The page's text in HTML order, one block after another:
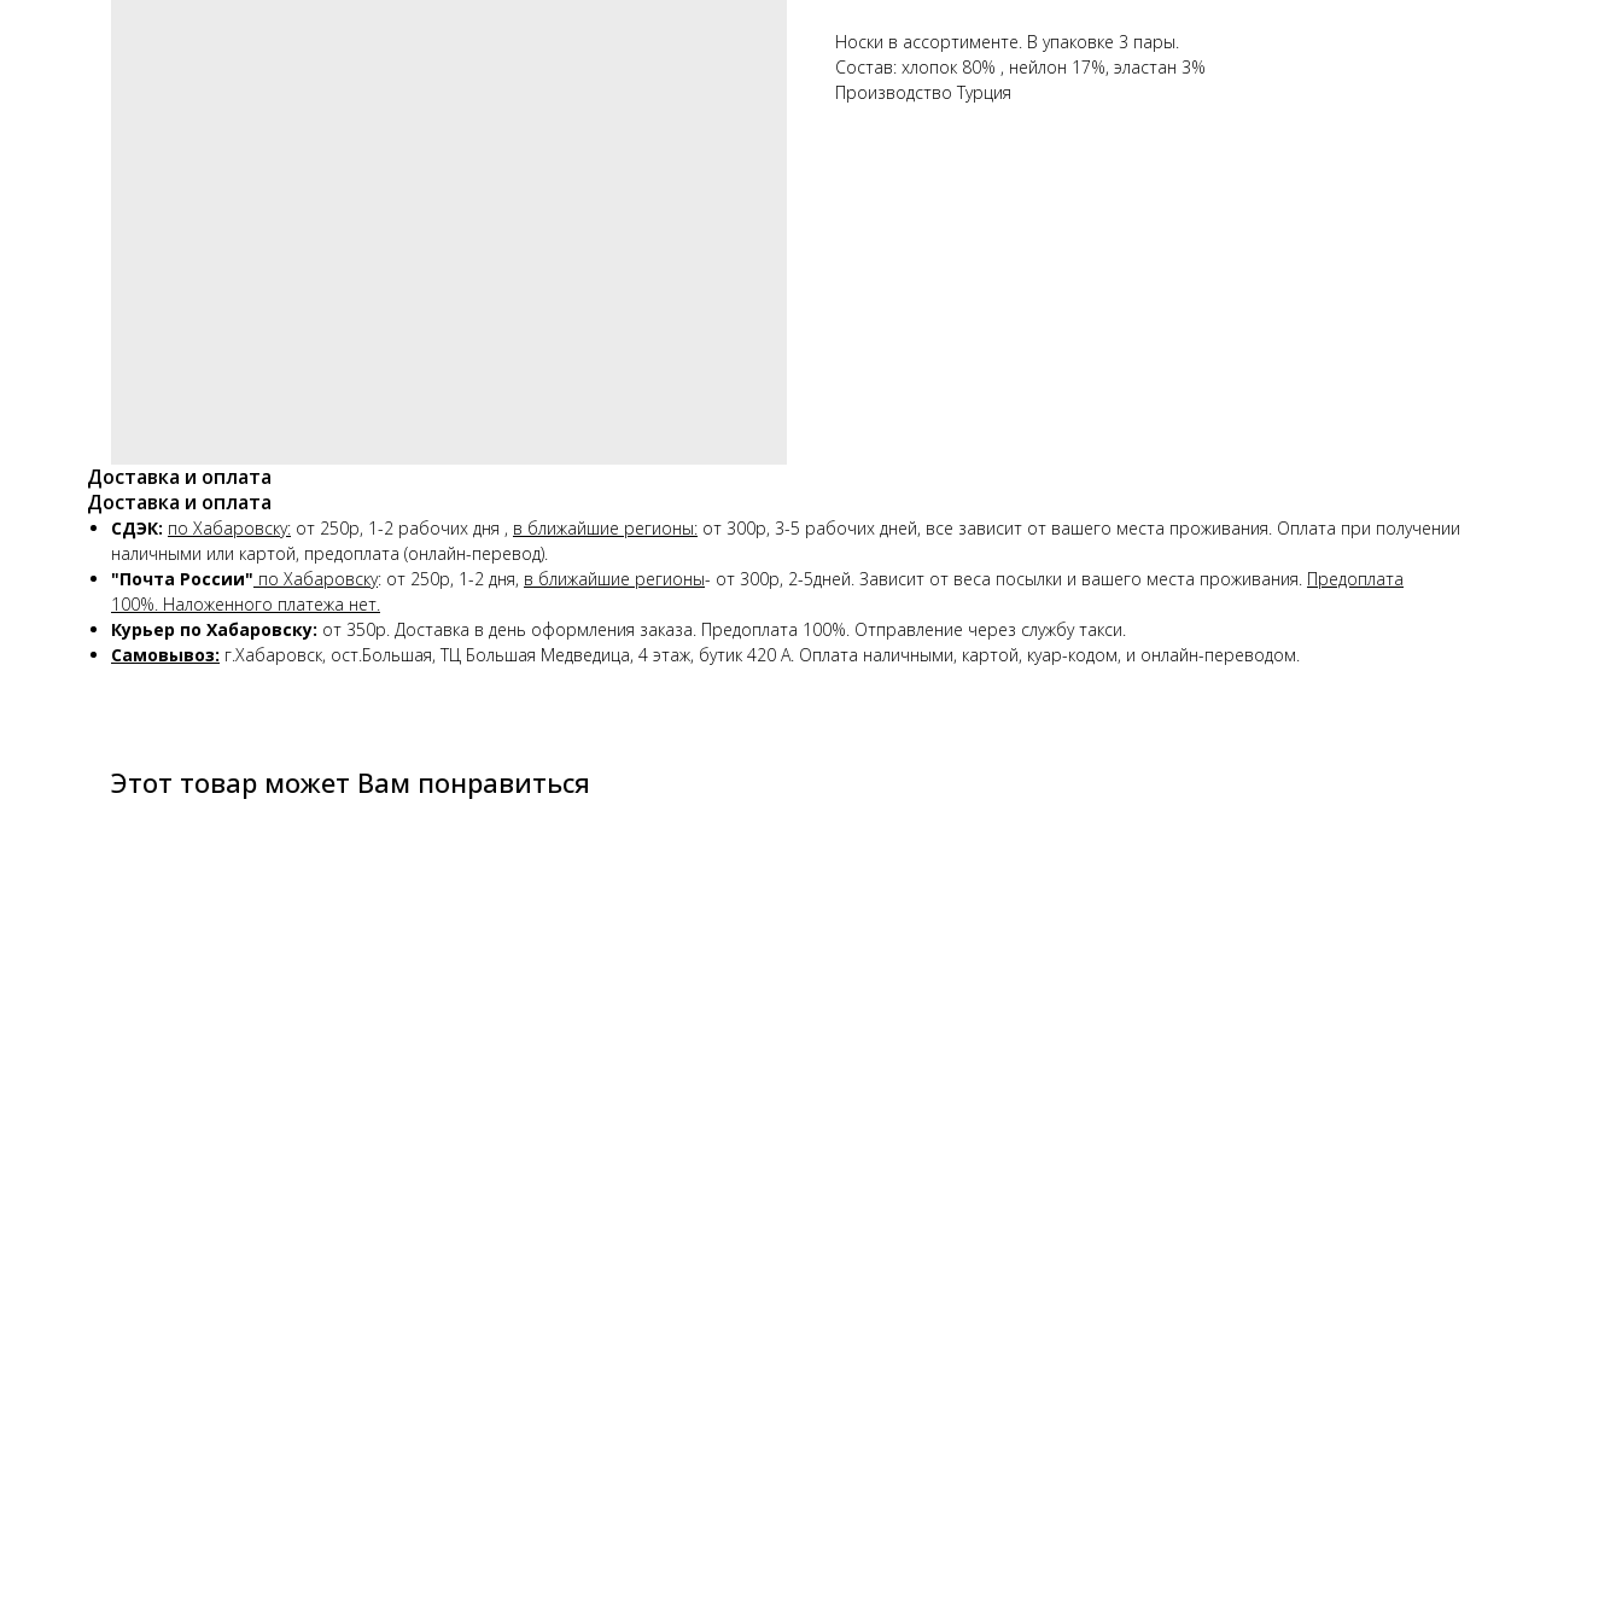
Носки в ассортименте. В упаковке 3 пары.
Состав: хлопок 80% , нейлон 17%, эластан 3%
Производство Турция
Доставка и оплата
Доставка и оплата
СДЭК: по Хабаровску: от 250р, 1-2 рабочих дня , в ближайшие регионы: от 300р, 3-5 рабочих дней, все зависит от вашего места проживания. Оплата при получении
наличными или картой, предоплата (онлайн-перевод).
"Почта России" по Хабаровску: от 250р, 1-2 дня, в ближайшие регионы- от 300р, 2-5дней. Зависит от веса посылки и вашего места проживания. Предоплата
100%. Наложенного платежа нет.
Курьер по Хабаровску: от 350р. Доставка в день оформления заказа. Предоплата 100%. Отправление через службу такси.
Самовывоз: г.Хабаровск, ост.Большая, ТЦ Большая Медведица, 4 этаж, бутик 420 А. Оплата наличными, картой, куар-кодом, и онлайн-переводом.
Этот товар может Вам понравиться